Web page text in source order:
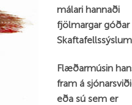
málari hannaði
fjölmargar góðar
Flæðarmúsin
fram á
eða sú sem er